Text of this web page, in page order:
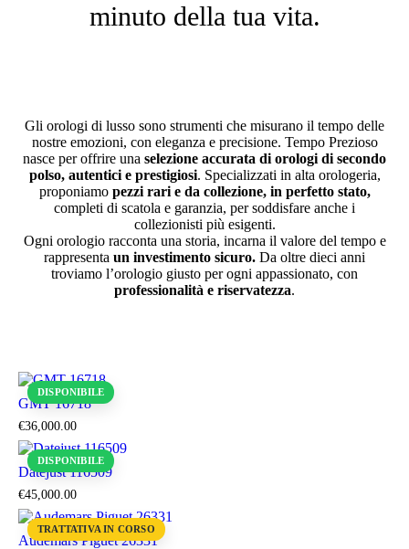
minuto della tua vita.
Gli orologi di lusso sono strumenti che misurano il tempo delle
nostre emozioni, con eleganza e precisione. Tempo Prezioso
nasce per offrire una selezione accurata di orologi di secondo
polso, autentici e prestigiosi. Specializzati in alta orologeria,
proponiamo pezzi rari e da collezione, in perfetto stato,
completi di scatola e garanzia, per soddisfare anche i
collezionisti più esigenti.
Ogni orologio racconta una storia, incarna il valore del tempo e
rappresenta un investimento sicuro. Da oltre dieci anni
troviamo l’orologio giusto per ogni appassionato, con
professionalità e riservatezza.
DISPONIBILE
GMT 16718
€36,000.00
DISPONIBILE
Datejust 116509
€45,000.00
TRATTATIVA IN CORSO
Audemars Piguet 26331